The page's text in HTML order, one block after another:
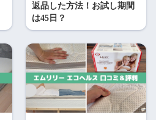
返品した方法！お試し期間
は45日？